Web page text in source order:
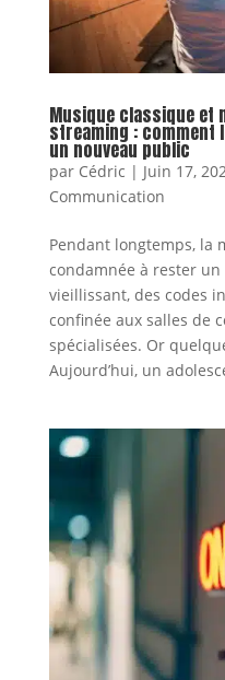
Musique classique et
streaming :
un nouveau public
par Cédric | Juin 17,
Communication
Pendant longtemps, la
condamnée à rester
vieillissant, des codes
confinée aux salles de
spécialisées. Or
Aujourd’hui, un